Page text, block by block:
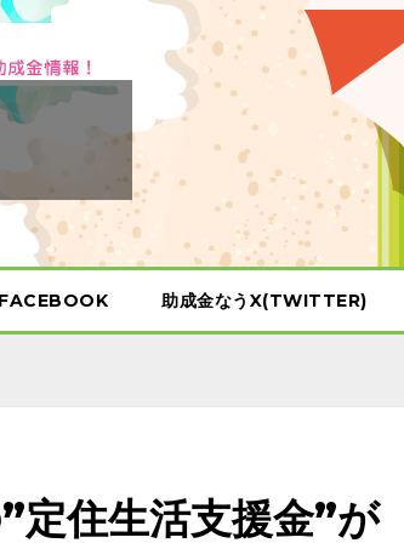
助成金なうX(TWITTER)
定住生活支援金”が